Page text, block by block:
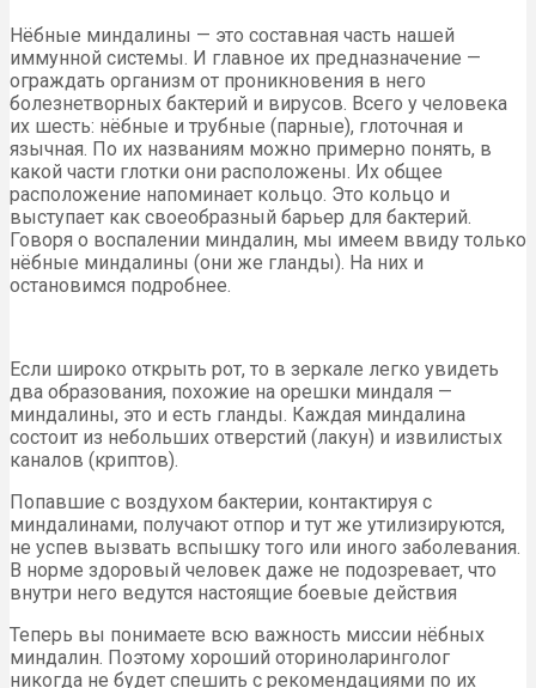
Нёбные миндалины — это составная часть нашей
иммунной системы. И главное их предназначение —
ограждать организм от проникновения в него
болезнетворных бактерий и вирусов. Всего у человека
их шесть: нёбные и трубные (парные), глоточная и
язычная. По их названиям можно примерно понять, в
какой части глотки они расположены. Их общее
расположение напоминает кольцо. Это кольцо и
выступает как своеобразный барьер для бактерий.
Говоря о воспалении миндалин, мы имеем ввиду только
нёбные миндалины (они же гланды). На них и
остановимся подробнее.
Если широко открыть рот, то в зеркале легко увидеть
два образования, похожие на орешки миндаля —
миндалины, это и есть гланды. Каждая миндалина
состоит из небольших отверстий (лакун) и извилистых
каналов (криптов).
Попавшие с воздухом бактерии, контактируя с
миндалинами, получают отпор и тут же утилизируются,
не успев вызвать вспышку того или иного заболевания.
В норме здоровый человек даже не подозревает, что
внутри него ведутся настоящие боевые действия
Теперь вы понимаете всю важность миссии нёбных
миндалин. Поэтому хороший оториноларинголог
никогда не будет спешить с рекомендациями по их